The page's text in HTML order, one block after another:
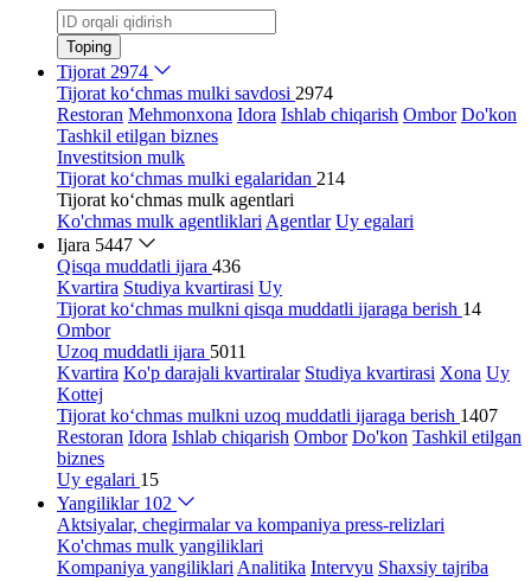
Toping
Tijorat 2974
Tijorat ko‘chmas mulki savdosi 2974
Restoran Mehmonxona Idora Ishlab chiqarish Ombor Do'kon
Tashkil etilgan biznes
Investitsion mulk
Tijorat ko‘chmas mulki egalaridan 214
Tijorat ko‘chmas mulk agentlari
Ko'chmas mulk agentliklari Agentlar Uy egalari
Ijara 5447
Qisqa muddatli ijara 436
Kvartira Studiya kvartirasi Uy
Tijorat ko‘chmas mulkni qisqa muddatli ijaraga berish 14
Ombor
Uzoq muddatli ijara 5011
Kvartira Ko'p darajali kvartiralar Studiya kvartirasi Xona Uy
Kottej
Tijorat ko‘chmas mulkni uzoq muddatli ijaraga berish 1407
Restoran Idora Ishlab chiqarish Ombor Do'kon Tashkil etilgan
biznes
Uy egalari 15
Yangiliklar 102
Aktsiyalar, chegirmalar va kompaniya press-relizlari
Ko'chmas mulk yangiliklari
Kompaniya yangiliklari Analitika Intervyu Shaxsiy tajriba